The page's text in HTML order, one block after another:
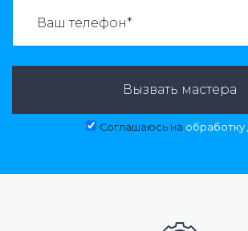
Вызвать мастера
Соглашаюсь на обработку